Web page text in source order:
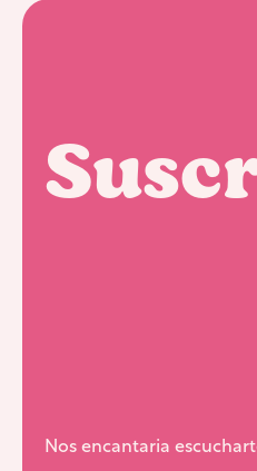
Nos encantaria